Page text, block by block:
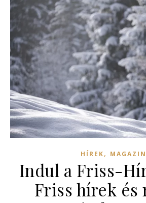
HÍREK, MAGAZIN
Indul a Friss-
Friss hírek és